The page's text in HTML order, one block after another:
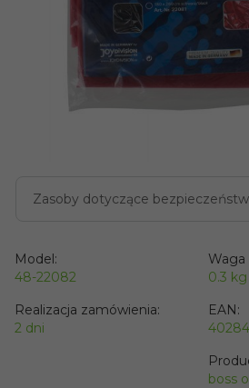
Zasoby dotyczące
Model:
48-22082
Waga
0.3 kg
Realizacja zamówienia:
2 dni
EAN:
boss